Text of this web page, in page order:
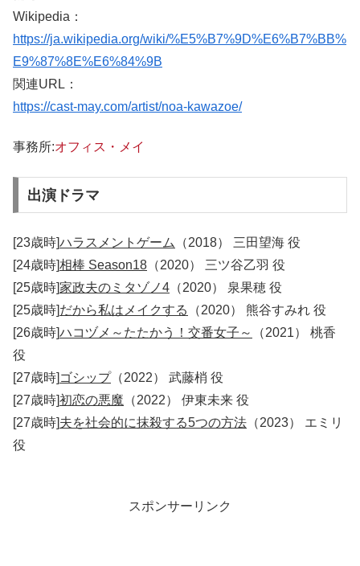
Wikipedia：
https://ja.wikipedia.org/wiki/%E5%B7%9D%E6%B7%BB%
E9%87%8E%E6%84%9B
関連URL：
https://cast-may.com/artist/noa-kawazoe/
事務所:オフィス・メイ
出演ドラマ
[23歳時]ハラスメントゲーム
（2018） 三田望海 役
[24歳時]相棒 Season18 （2020） 三ツ谷乙羽 役
[25歳時]家政夫のミタゾノ4 （2020） 泉果穂 役
[25歳時]だから私はメイクする
（2020） 熊谷すみれ 役
[26歳時]ハコヅメ～たたかう！交番女子～
（2021） 桃香
役
[27歳時] ゴシップ（2022） 武藤梢 役
[27歳時]初恋の悪魔 （2022） 伊東未来 役
[27歳時]夫を社会的に抹殺する5つの方法 （2023） エミリ
役
スポンサーリンク